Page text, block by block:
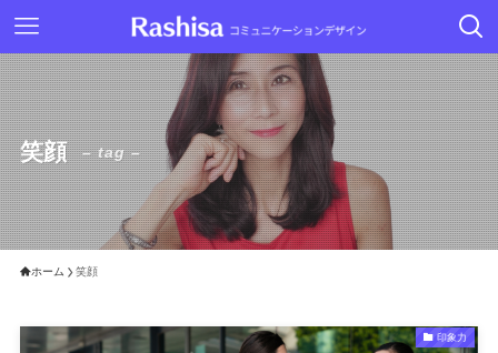
笑顔 – tag –
ホーム 笑顔
印象力